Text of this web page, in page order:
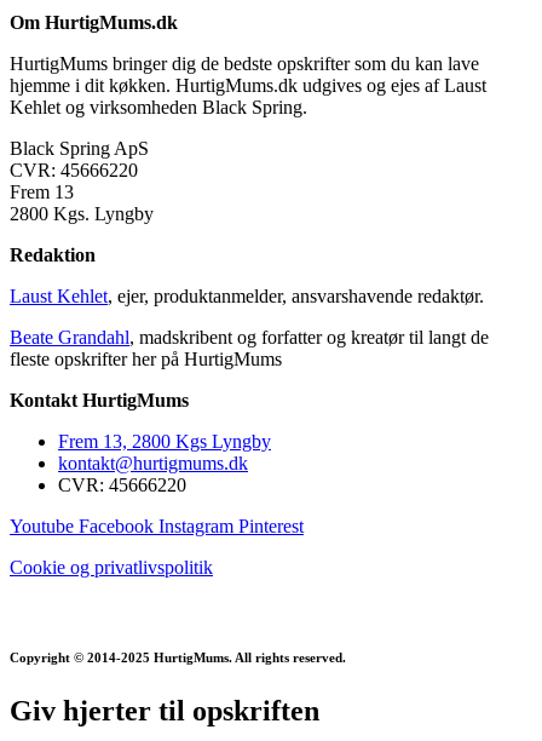
Om HurtigMums.dk
HurtigMums bringer dig de bedste opskrifter som du kan lave
hjemme i dit køkken. HurtigMums.dk udgives og ejes af Laust
Kehlet og virksomheden Black Spring.
Black Spring ApS
CVR: 45666220
Frem 13
2800 Kgs. Lyngby
Redaktion
Laust Kehlet, ejer, produktanmelder, ansvarshavende redaktør.
Beate Grandahl, madskribent og forfatter og kreatør til langt de
fleste opskrifter her på HurtigMums
Kontakt HurtigMums
Frem 13, 2800 Kgs Lyngby
kontakt@hurtigmums.dk
CVR: 45666220
Youtube Facebook Instagram Pinterest
Cookie og privatlivspolitik
Copyright © 2014-2025 HurtigMums. All rights reserved.
Giv hjerter til opskriften